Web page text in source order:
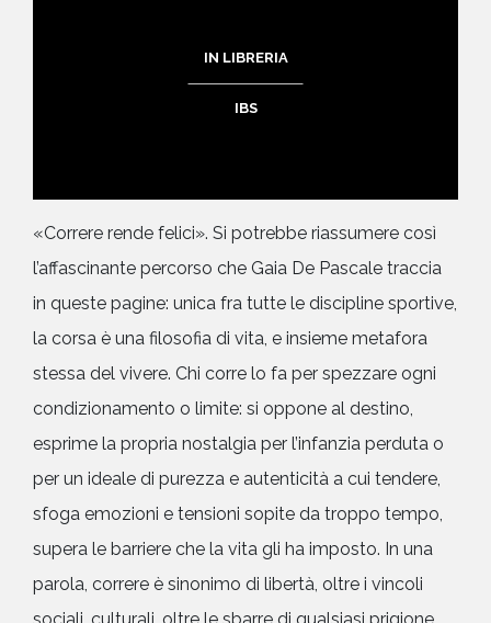
IN LIBRERIA
IBS
«Correre rende felici». Si potrebbe riassumere così
l’affascinante percorso che Gaia De Pascale traccia
in queste pagine: unica fra tutte le discipline sportive,
la corsa è una filosofia di vita, e insieme metafora
stessa del vivere. Chi corre lo fa per spezzare ogni
condizionamento o limite: si oppone al destino,
esprime la propria nostalgia per l’infanzia perduta o
per un ideale di purezza e autenticità a cui tendere,
sfoga emozioni e tensioni sopite da troppo tempo,
supera le barriere che la vita gli ha imposto. In una
parola, correre è sinonimo di libertà, oltre i vincoli